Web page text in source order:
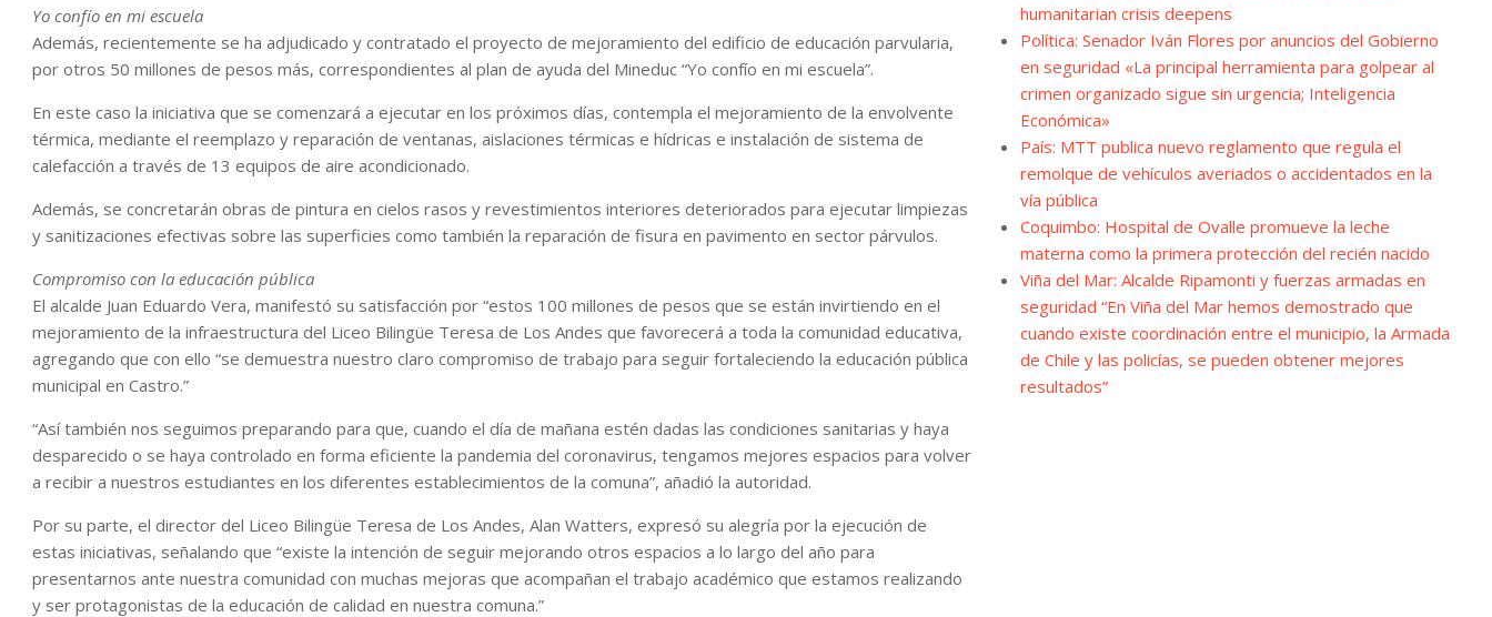
Yo confío en mi escuela
Además, recientemente se ha adjudicado y contratado el proyecto de mejoramiento del edificio de educación parvularia,
por otros 50 millones de pesos más, correspondientes al plan de ayuda del Mineduc “Yo confío en mi escuela”.
En este caso la iniciativa que se comenzará a ejecutar en los próximos días, contempla el mejoramiento de la envolvente
térmica, mediante el reemplazo y reparación de ventanas, aislaciones térmicas e hídricas e instalación de sistema de
calefacción a través de 13 equipos de aire acondicionado.
Además, se concretarán obras de pintura en cielos rasos y revestimientos interiores deteriorados para ejecutar limpiezas
y sanitizaciones efectivas sobre las superficies como también la reparación de fisura en pavimento en sector párvulos.
Compromiso con la educación pública
El alcalde Juan Eduardo Vera, manifestó su satisfacción por “estos 100 millones de pesos que se están invirtiendo en el
mejoramiento de la infraestructura del Liceo Bilingüe Teresa de Los Andes que favorecerá a toda la comunidad educativa,
agregando que con ello “se demuestra nuestro claro compromiso de trabajo para seguir fortaleciendo la educación pública
municipal en Castro.”
“Así también nos seguimos preparando para que, cuando el día de mañana estén dadas las condiciones sanitarias y haya
desparecido o se haya controlado en forma eficiente la pandemia del coronavirus, tengamos mejores espacios para volver
a recibir a nuestros estudiantes en los diferentes establecimientos de la comuna”, añadió la autoridad.
Por su parte, el director del Liceo Bilingüe Teresa de Los Andes, Alan Watters, expresó su alegría por la ejecución de
estas iniciativas, señalando que “existe la intención de seguir mejorando otros espacios a lo largo del año para
presentarnos ante nuestra comunidad con muchas mejoras que acompañan el trabajo académico que estamos realizando
y ser protagonistas de la educación de calidad en nuestra comuna.”
humanitarian crisis deepens
Política: Senador Iván Flores por anuncios del Gobierno
en seguridad «La principal herramienta para golpear al
crimen organizado sigue sin urgencia; Inteligencia
Económica»
País: MTT publica nuevo reglamento que regula el
remolque de vehículos averiados o accidentados en la
vía pública
Coquimbo: Hospital de Ovalle promueve la leche
materna como la primera protección del recién nacido
Viña del Mar: Alcalde Ripamonti y fuerzas armadas en
seguridad “En Viña del Mar hemos demostrado que
cuando existe coordinación entre el municipio, la Armada
de Chile y las policías, se pueden obtener mejores
resultados”